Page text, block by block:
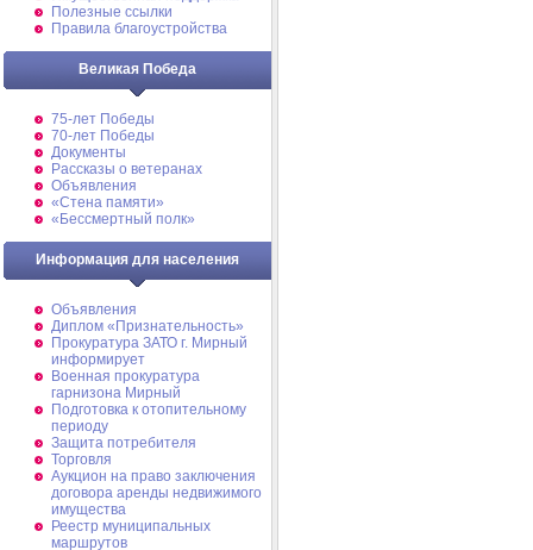
Полезные ссылки
Правила благоустройства
Великая Победа
75-лет Победы
70-лет Победы
Документы
Рассказы о ветеранах
Объявления
«Стена памяти»
«Бессмертный полк»
Информация для населения
Объявления
Диплом «Признательность»
Прокуратура ЗАТО г. Мирный
информирует
Военная прокуратура
гарнизона Мирный
Подготовка к отопительному
периоду
Защита потребителя
Торговля
Аукцион на право заключения
договора аренды недвижимого
имущества
Реестр муниципальных
маршрутов